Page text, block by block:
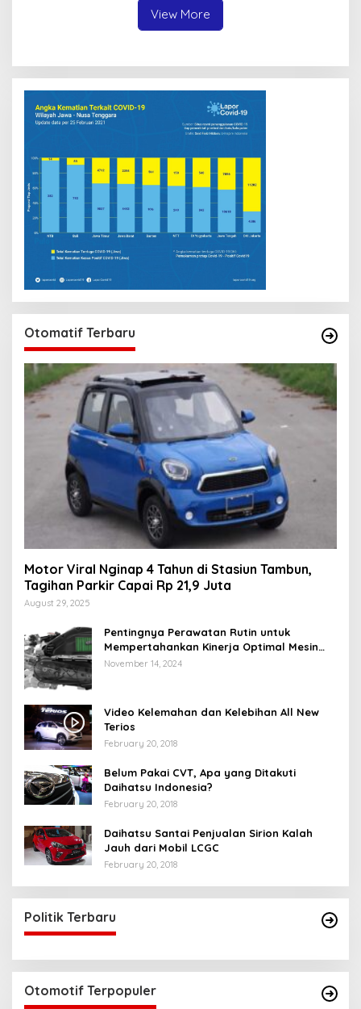
View More
Otomatif Terbaru
Motor Viral Nginap 4 Tahun di Stasiun Tambun,
Tagihan Parkir Capai Rp 21,9 Juta
August 29, 2025
Pentingnya Perawatan Rutin untuk
Mempertahankan Kinerja Optimal Mesin
Motor Matic Anda
November 14, 2024
Video Kelemahan dan Kelebihan All New
Terios
February 20, 2018
Belum Pakai CVT, Apa yang Ditakuti
Daihatsu Indonesia?
February 20, 2018
Daihatsu Santai Penjualan Sirion Kalah
Jauh dari Mobil LCGC
February 20, 2018
Politik Terbaru
Otomotif Terpopuler